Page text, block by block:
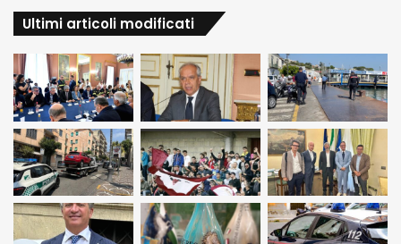
Ultimi articoli modificati